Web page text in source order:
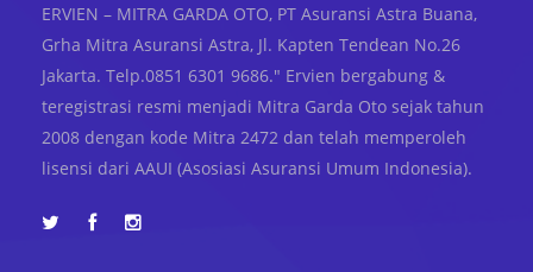
ERVIEN – MITRA GARDA OTO, PT Asuransi Astra Buana,
Grha Mitra Asuransi Astra, Jl. Kapten Tendean No.26
Jakarta. Telp.0851 6301 9686." Ervien bergabung &
teregistrasi resmi menjadi Mitra Garda Oto sejak tahun
2008 dengan kode Mitra 2472 dan telah memperoleh
lisensi dari AAUI (Asosiasi Asuransi Umum Indonesia).